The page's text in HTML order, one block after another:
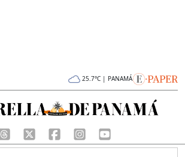
25.7°C | PANAMÁ